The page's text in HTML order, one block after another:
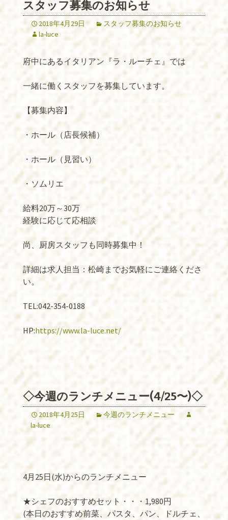
スタッフ募集のお知らせ
2018年4月29日
スタッフ募集のお知らせ
la-luce
府中にあるイタリアン『ラ・ルーチェ』では
一緒に働くスタッフを募集しています。
【募集内容】
・ホール（店長候補）
・ホール（見習い）
・ソムリエ
給料20万～30万
経験に応じて応相談
尚、厨房スタッフも同時募集中！
詳細は求人担当：松崎までお気軽にご連絡くださ
い。
TEL:042-354-0188
HP:https://www.la-luce.net/
◇今週のランチメニュー(4/25〜)◇
2018年4月25日
今週のランチメニュー
la-luce
4月25日(水)からのランチメニュー
★シェフのおすすめセット・・・1,980円
(本日のおすすめ前菜、パスタ、パン、ドルチェ、